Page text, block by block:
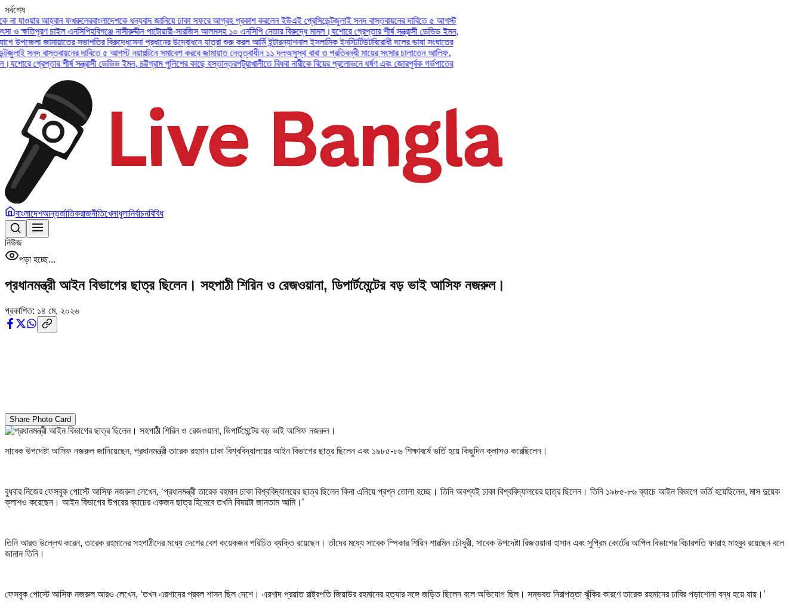
সর্বশেষ
আহ্বান ফখরুলেরবাংলাদেশকে ধন্যবাদ জানিয়ে ঢাকা সফরে আগ্রহ প্রকাশ করলেন ইউএই প্রেসিডেন্টজুলাই সনদ বাস্তবায়নের দাবিতে ৫ আগস্ট
চাইল এনসিপিহবিগঞ্জে নাসীরুদ্দীন পাটোয়ারী-সারজিস আলমসহ ১০ এনসিপি নেতার বিরুদ্ধে মামল।যশোরে গ্রেপ্তার শীর্ষ সন্ত্রাসী ডেভিড ইমন,
জামায়াতের সভাপতির বিরুদ্ধেসেনা প্রধানের উদ্বোধনে যাত্রা শুরু করল আর্মি ইন্টারন্যাশনাল ইসলামিক ইনস্টিটিউটবিরোধী দলের ভাষা সংঘাতের
বাস্তবায়নের দাবিতে ৫ আগস্ট নয়াপল্টনে সমাবেশ করবে জামায়াত নেতৃত্বাধীন ১১ দলঅসুস্থ বাবা ও প্রতিবন্ধী মায়ের সংসার চালাতেন আলিফ,
গ্রেপ্তার শীর্ষ সন্ত্রাসী ডেভিড ইমন, চট্টগ্রাম পুলিশের কাছে হস্তান্তরপটুয়াখালীতে বিধবা নারীকে বিয়ের প্রলোভনে ধর্ষণ এবং জোরপূর্বক গর্ভপাতের
বাংলাদেশআন্তর্জাতিকরাজনীতিখেলাধুলানির্বাচনবিবিধ
নিউজ
পড়া হচ্ছে...
প্রধানমন্ত্রী আইন বিভাগের ছাত্র ছিলেন। সহপাঠী শিরিন ও রেজওয়ানা, ডিপার্টমেন্টের বড় ভাই আসিফ নজরুল।
প্রকাশিত: ১৪ মে, ২০২৬
Share Photo Card
সাবেক উপদেষ্টা আসিফ নজরুল জানিয়েছেন, প্রধানমন্ত্রী তারেক রহমান ঢাকা বিশ্ববিদ্যালয়ের আইন বিভাগের ছাত্র ছিলেন এবং ১৯৮৫-৮৬ শিক্ষাবর্ষে ভর্তি হয়ে কিছুদিন ক্লাসও করেছিলেন।
বুধবার নিজের ফেসবুক পোস্টে আসিফ নজরুল লেখেন, ‘প্রধানমন্ত্রী তারেক রহমান ঢাকা বিশ্ববিদ্যালয়ের ছাত্র ছিলেন কিনা এনিয়ে প্রশ্ন তোলা হচ্ছে। তিনি অবশ্যই ঢাকা বিশ্ববিদ্যালয়ের ছাত্র ছিলেন। তিনি ১৯৮৫-৮৬ ব্যাচে আইন বিভাগে ভর্তি হয়েছিলেন, মাস দুয়েক
ক্লাশও করেছেন। আইন বিভাগের উপরের ব্যাচের একজন ছাত্র হিসেবে তখনি বিষয়টা জানতাম আমি।’
তিনি আরও উল্লেখ করেন, তারেক রহমানের সহপাঠীদের মধ্যে দেশের বেশ কয়েকজন পরিচিত ব্যক্তি রয়েছেন। তাঁদের মধ্যে সাবেক স্পিকার শিরিন শারমিন চৌধুরী, সাবেক উপদেষ্টা রিজওয়ানা হাসান এবং সুপ্রিম কোর্টের আপিল বিভাগের বিচারপতি ফারাহ মাহবুব রয়েছেন বলে
জানান তিনি।
ফেসবুক পোস্টে আসিফ নজরুল আরও লেখেন, ‘তখন এরশাদের প্রবল শাসন ছিল দেশে। এরশাদ প্রয়াত রাষ্ট্রপতি জিয়াউর রহমানের হত্যার সঙ্গে জড়িত ছিলেন বলে অভিযোগ ছিল। সম্ভবত নিরাপত্তা ঝুঁকির কারণে তারেক রহমানের ঢাবির পড়াশোনা বন্ধ হয়ে যায়।’